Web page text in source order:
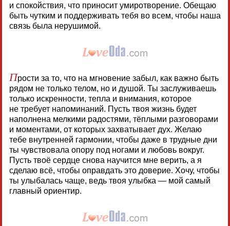
и спокойствия, что приносит умиротворение. Обещаю
быть чутким и поддерживать тебя во всем, чтобы наша
связь была нерушимой.
Прости за то, что на мгновение забыл, как важно быть
рядом не только телом, но и душой. Ты заслуживаешь
только искренности, тепла и внимания, которое
не требует напоминаний. Пусть твоя жизнь будет
наполнена мелкими радостями, тёплыми разговорами
и моментами, от которых захватывает дух. Желаю
тебе внутренней гармонии, чтобы даже в трудные дни
ты чувствовала опору под ногами и любовь вокруг.
Пусть твоё сердце снова научится мне верить, а я
сделаю всё, чтобы оправдать это доверие. Хочу, чтобы
ты улыбалась чаще, ведь твоя улыбка — мой самый
главный ориентир.